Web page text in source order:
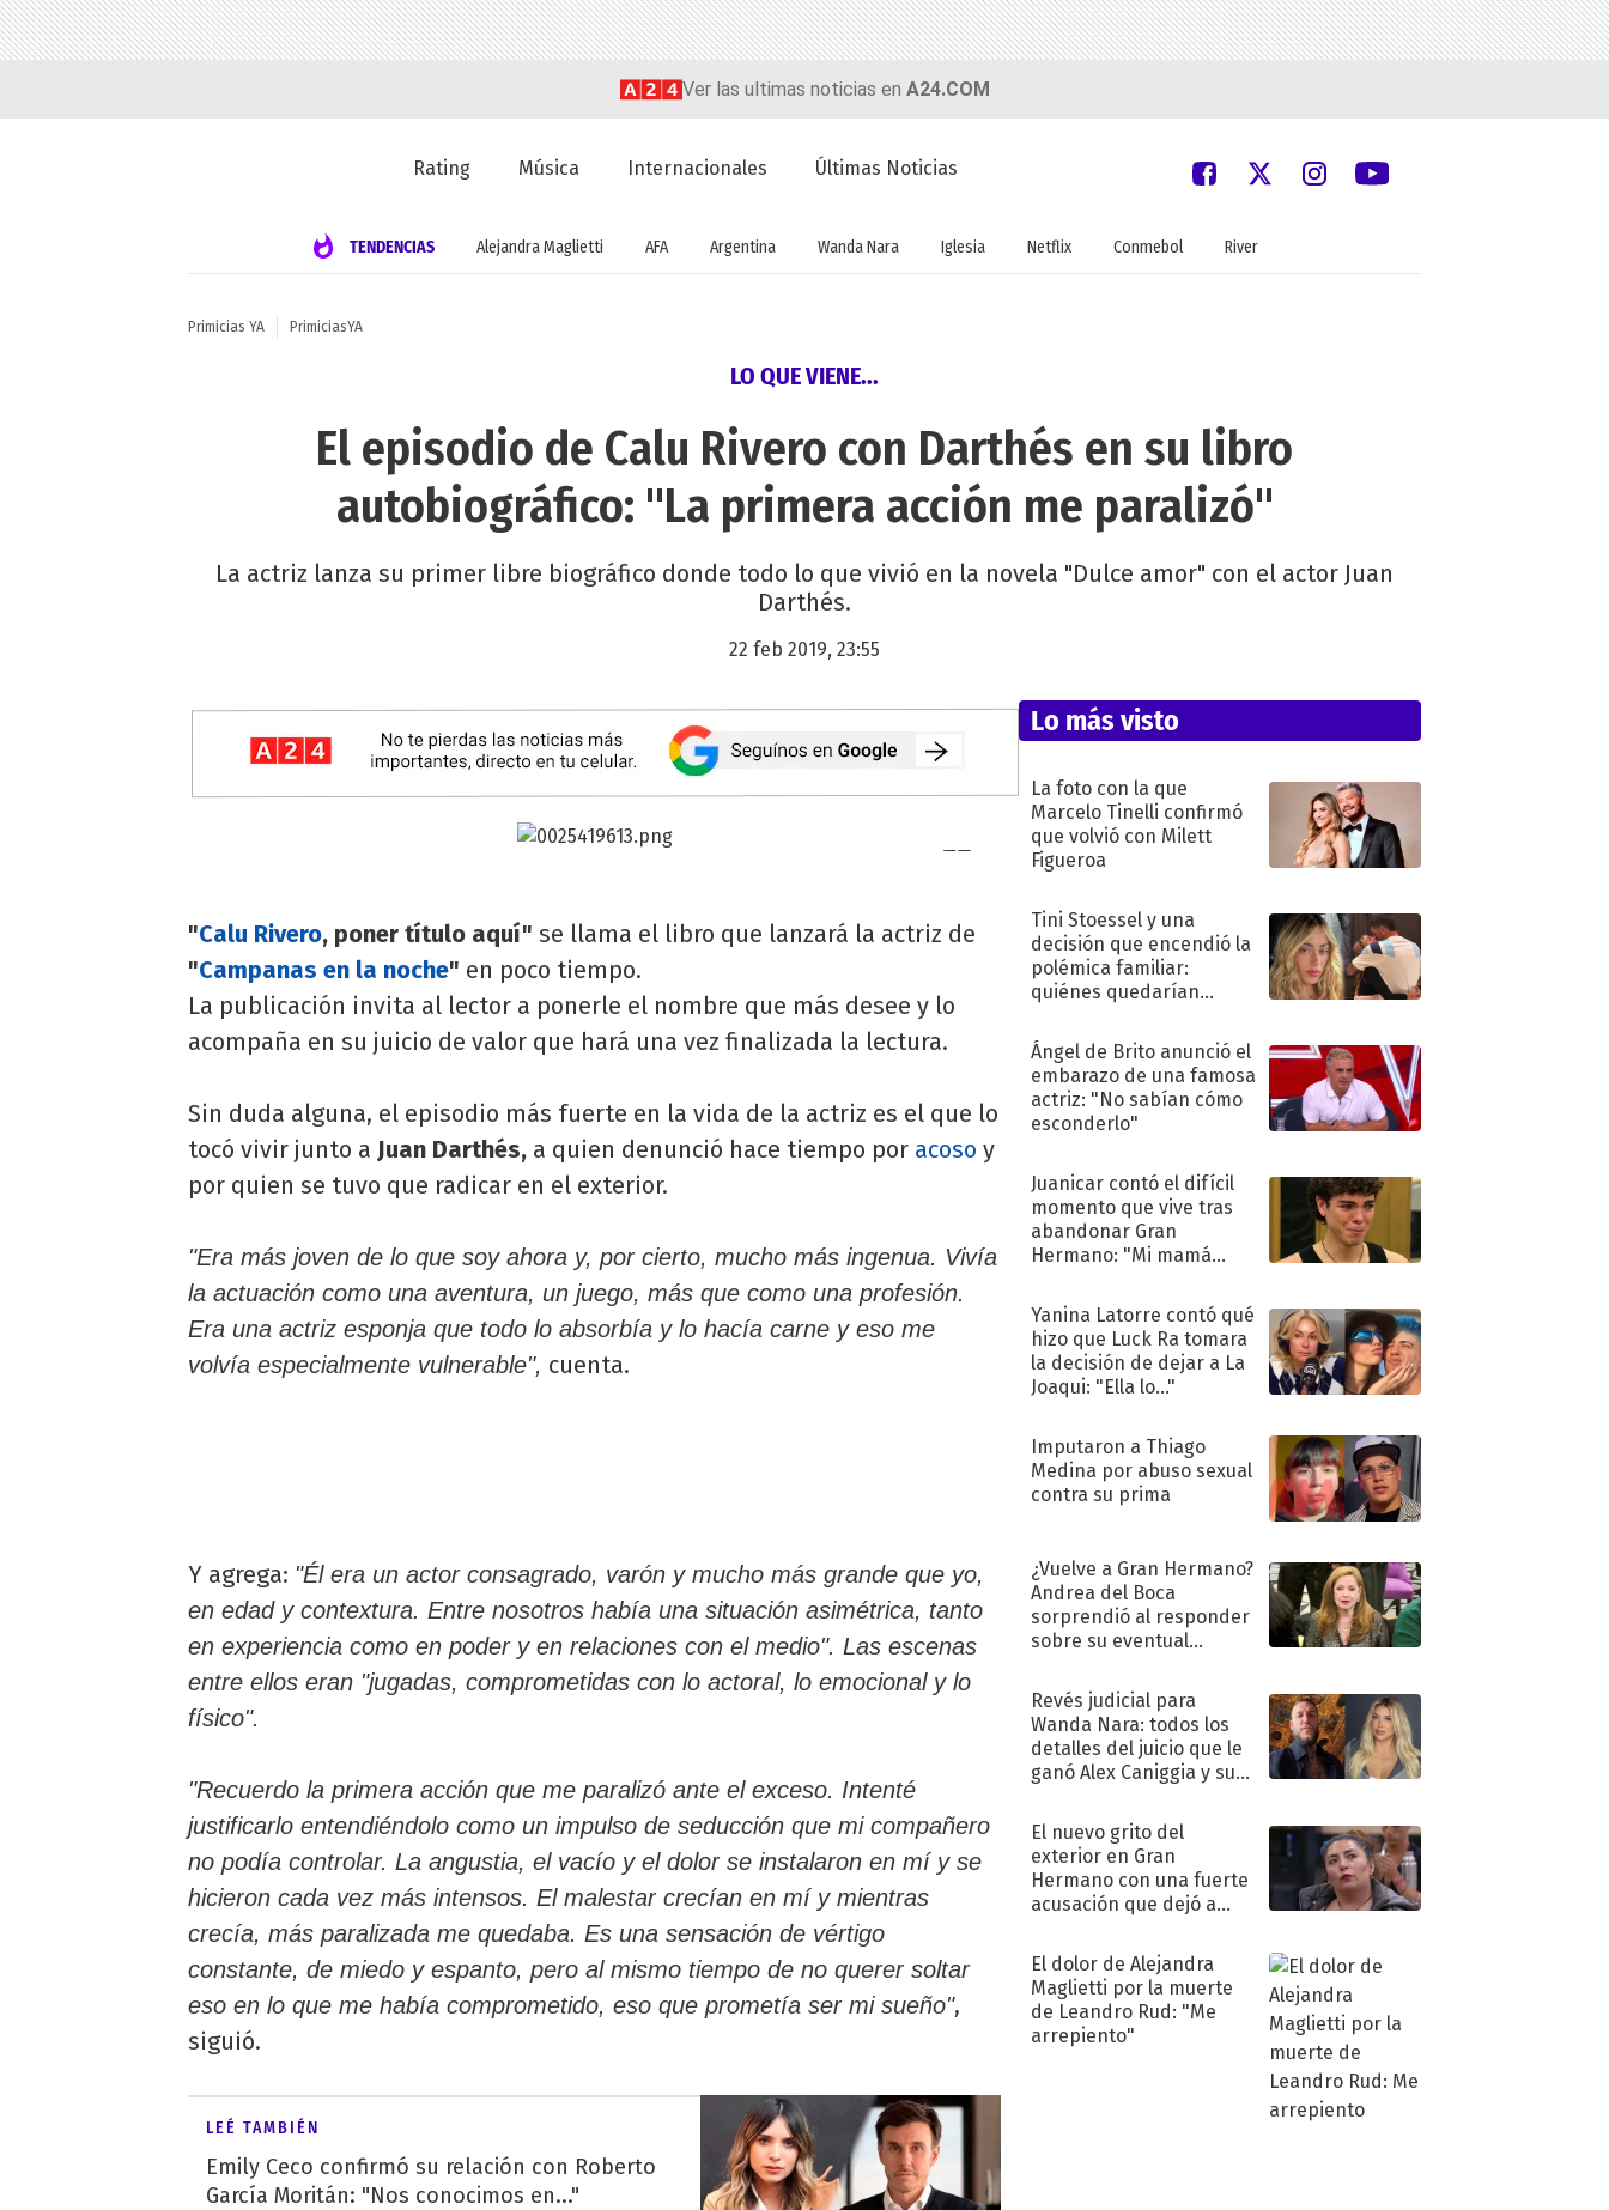
Ver las ultimas noticias en A24.COM
Rating Música Internacionales Últimas Noticias
TENDENCIAS Alejandra Maglietti AFA Argentina Wanda Nara Iglesia Netflix Conmebol River
Primicias YA PrimiciasYA
LO QUE VIENE...
El episodio de Calu Rivero con Darthés en su libro
autobiográfico: "La primera acción me paralizó"
La actriz lanza su primer libre biográfico donde todo lo que vivió en la novela "Dulce amor" con el actor Juan
Darthés.
22 feb 2019, 23:55
"Calu Rivero, poner título aquí" se llama el libro que lanzará la actriz de
"Campanas en la noche" en poco tiempo.
La publicación invita al lector a ponerle el nombre que más desee y lo
acompaña en su juicio de valor que hará una vez finalizada la lectura.
Sin duda alguna, el episodio más fuerte en la vida de la actriz es el que lo
tocó vivir junto a Juan Darthés, a quien denunció hace tiempo por acoso y
por quien se tuvo que radicar en el exterior.
"Era más joven de lo que soy ahora y, por cierto, mucho más ingenua. Vivía
la actuación como una aventura, un juego, más que como una profesión.
Era una actriz esponja que todo lo absorbía y lo hacía carne y eso me
volvía especialmente vulnerable", cuenta.
Y agrega: "Él era un actor consagrado, varón y mucho más grande que yo,
en edad y contextura. Entre nosotros había una situación asimétrica, tanto
en experiencia como en poder y en relaciones con el medio". Las escenas
entre ellos eran "jugadas, comprometidas con lo actoral, lo emocional y lo
físico".
"Recuerdo la primera acción que me paralizó ante el exceso. Intenté
justificarlo entendiéndolo como un impulso de seducción que mi compañero
no podía controlar. La angustia, el vacío y el dolor se instalaron en mí y se
hicieron cada vez más intensos. El malestar crecían en mí y mientras
crecía, más paralizada me quedaba. Es una sensación de vértigo
constante, de miedo y espanto, pero al mismo tiempo de no querer soltar
eso en lo que me había comprometido, eso que prometía ser mi sueño",
siguió.
LEÉ TAMBIÉN
Emily Ceco confirmó su relación con Roberto
García Moritán: "Nos conocimos en..."
Lo más visto
La foto con la que
Marcelo Tinelli confirmó
que volvió con Milett
Figueroa
Tini Stoessel y una
decisión que encendió la
polémica familiar:
quiénes quedarían
Ángel de Brito anunció el
embarazo de una famosa
actriz: "No sabían cómo
esconderlo"
Juanicar contó el difícil
momento que vive tras
abandonar Gran
Hermano: "Mi mamá
Yanina Latorre contó qué
hizo que Luck Ra tomara
la decisión de dejar a La
Joaqui: "Ella lo..."
Imputaron a Thiago
Medina por abuso sexual
contra su prima
¿Vuelve a Gran Hermano?
Andrea del Boca
sorprendió al responder
sobre su eventual
Revés judicial para
Wanda Nara: todos los
detalles del juicio que le
ganó Alex Caniggia y sus
El nuevo grito del
exterior en Gran
Hermano con una fuerte
acusación que dejó a
"Traidora"
El dolor de Alejandra
Maglietti por la muerte
de Leandro Rud: "Me
arrepiento"